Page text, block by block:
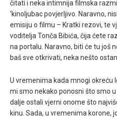
čitati i neka intimnija filmska
‘kinoljubac povjerljivo. Naravno,
emisiju o filmu – Kratki rezovi, te
voditelja Tonča Bibića, čija ćete
na portalu. Naravno, biti će tu još
baš sve otkrivati, neka nešto
U vremenima kada mnogi okreću
mi smo nekako ponosni što smo
dalje ostali vjerni onome što
kinu. Sada, u vremenima korone,